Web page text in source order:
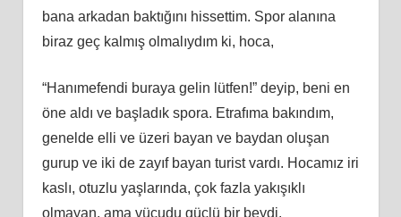
bana arkadan baktığını hissettim. Spor alanına
biraz geç kalmış olmalıydım ki, hoca,
“Hanımefendi buraya gelin lütfen!” deyip, beni en
öne aldı ve başladık spora. Etrafıma bakındım,
genelde elli ve üzeri bayan ve baydan oluşan
gurup ve iki de zayıf bayan turist vardı. Hocamız iri
kaslı, otuzlu yaşlarında, çok fazla yakışıklı
olmayan, ama vücudu güçlü bir beydi.